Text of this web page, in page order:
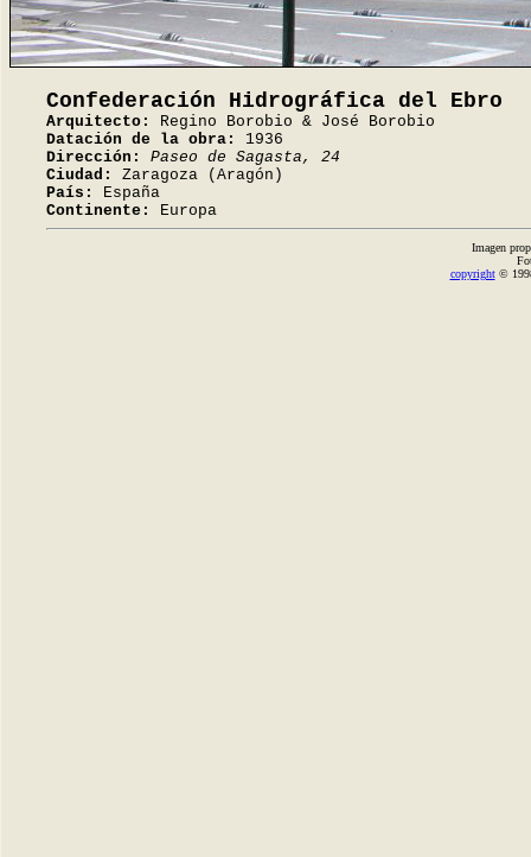
Confederación Hidrográfica del Ebro
Arquitecto:
Regino Borobio & José Borobio
Datación de la obra:
1936
Dirección:
Paseo de Sagasta, 24
Ciudad:
Zaragoza (Aragón)
País:
España
Continente:
Europa
Imagen
copyright©